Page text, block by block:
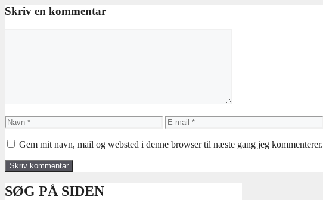
Skriv en kommentar
Navn
E-
mail
Gem mit navn, mail og websted i denne browser til næste gang jeg kommenterer.
SØG PÅ SIDEN